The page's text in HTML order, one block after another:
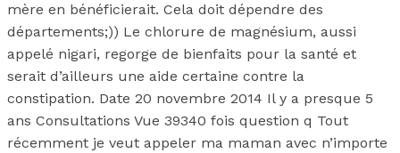
mère en bénéficierait. Cela doit dépendre des
départements;)) Le chlorure de magnésium, aussi
appelé nigari, regorge de bienfaits pour la santé et
serait d’ailleurs une aide certaine contre la
constipation. Date 20 novembre 2014 Il y a presque 5
ans Consultations Vue 39340 fois question q Tout
récemment je veut appeler ma maman avec n’importe